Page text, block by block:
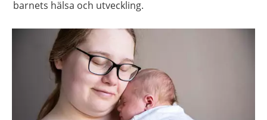
barnets hälsa och utveckling.